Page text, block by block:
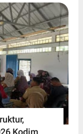
Kodim